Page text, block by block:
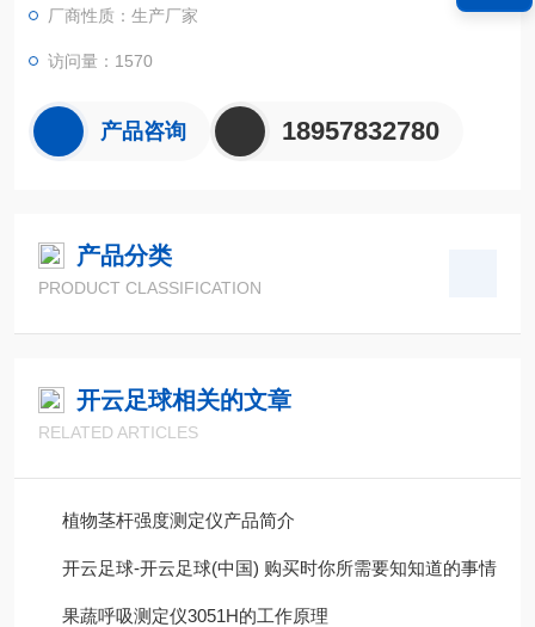
厂商性质：生产厂家
访问量：1570
产品咨询 18957832780
产品分类
PRODUCT CLASSIFICATION
开云足球相关的文章
RELATED ARTICLES
植物茎杆强度测定仪产品简介
开云足球-开云足球(中国) 购买时你所需要知知道的事情
果蔬呼吸测定仪3051H的工作原理